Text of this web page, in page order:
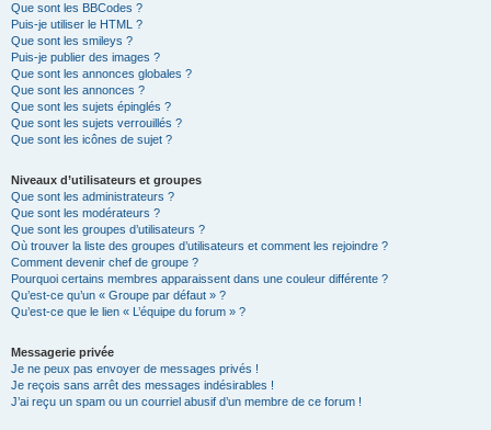
Que sont les BBCodes ?
Puis-je utiliser le HTML ?
Que sont les smileys ?
Puis-je publier des images ?
Que sont les annonces globales ?
Que sont les annonces ?
Que sont les sujets épinglés ?
Que sont les sujets verrouillés ?
Que sont les icônes de sujet ?
Niveaux d’utilisateurs et groupes
Que sont les administrateurs ?
Que sont les modérateurs ?
Que sont les groupes d’utilisateurs ?
Où trouver la liste des groupes d’utilisateurs et comment les rejoindre ?
Comment devenir chef de groupe ?
Pourquoi certains membres apparaissent dans une couleur différente ?
Qu’est-ce qu’un « Groupe par défaut » ?
Qu’est-ce que le lien « L’équipe du forum » ?
Messagerie privée
Je ne peux pas envoyer de messages privés !
Je reçois sans arrêt des messages indésirables !
J’ai reçu un spam ou un courriel abusif d’un membre de ce forum !